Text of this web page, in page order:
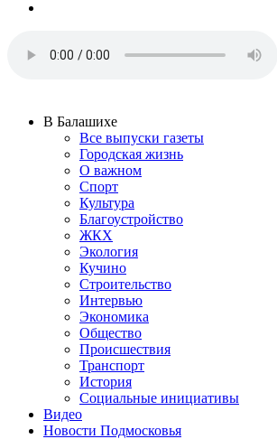
В Балашихе
Все выпуски газеты
Городская жизнь
О важном
Спорт
Культура
Благоустройство
ЖКХ
Экология
Кучино
Строительство
Интервью
Экономика
Общество
Происшествия
Транспорт
История
Социальные инициативы
Видео
Новости Подмосковья